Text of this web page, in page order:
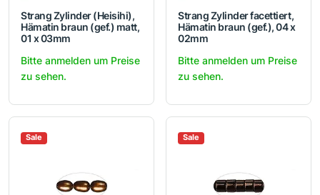
Strang Zylinder (Heisihi),
Hämatin braun (gef.) matt,
01 x 03mm
Bitte anmelden um Preise
zu sehen.
Strang Zylinder facettiert,
Hämatin braun (gef.), 04 x
02mm
Bitte anmelden um Preise
zu sehen.
Sale Sale